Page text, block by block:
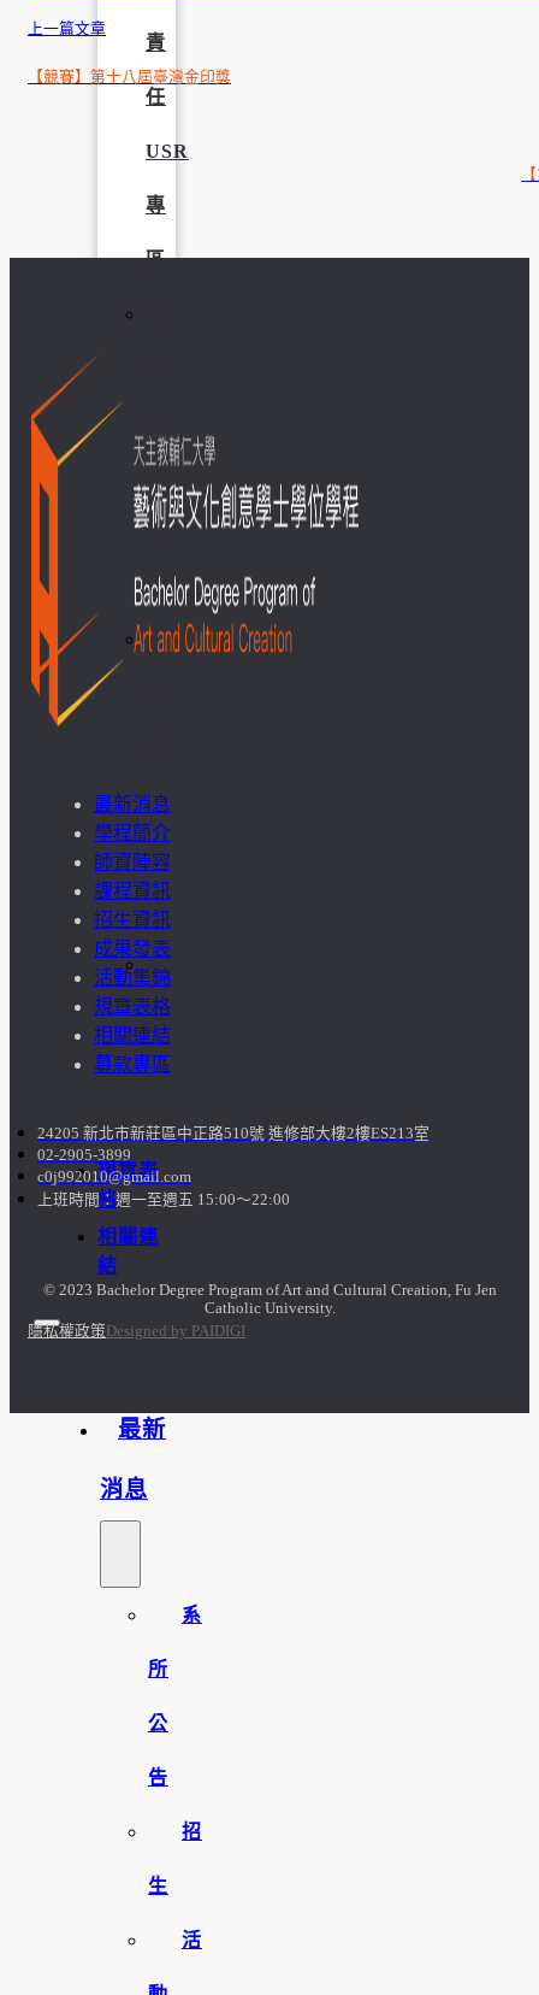
責
任
USR
專
區
呈
現
學
外
活
動
訪
談
照
片
規章表
格
相關連
結
最新
消息
系
所
公
告
招
生
活
上一篇文章
【競賽】第十八屆臺灣金印獎
最新消息
學程簡介
師資陣容
課程資訊
招生資訊
成果發表
活動集錦
規章表格
相關連結
募款專區
24205 新北市新莊區中正路510號 進修部大樓2樓ES213室
02-2905-3899
c0j992010@gmail.com
上班時間：週一至週五 15:00～22:00
© 2023 Bachelor Degree Program of Art and Cultural Creation, Fu Jen
Catholic University.
隱私權政策 Designed by PAIDIGI